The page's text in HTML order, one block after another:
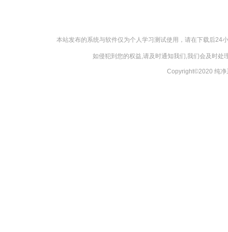
本站发布的系统与软件仅为个人学习测试使用，请在下载后24
如侵犯到您的权益,请及时通知我们,我们会及时
Copyright©2020 纯净